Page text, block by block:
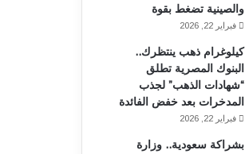
والصينية تضغط بقوة
فبراير 22, 2026
كيلوغرام ذهب ينتظرك..
البنوك المصرية تطلق
“شهادات الذهب” لجذب
المدخرات بعد خفض الفائدة
فبراير 22, 2026
بشراكة سعودية.. وزارة